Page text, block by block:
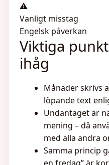
⚠️
Vanligt misstag
Engelsk påverkan
Viktiga
ihåg
Månader skrivs
löpande text
Undantaget är
mening – då
med alla andra
Samma princip